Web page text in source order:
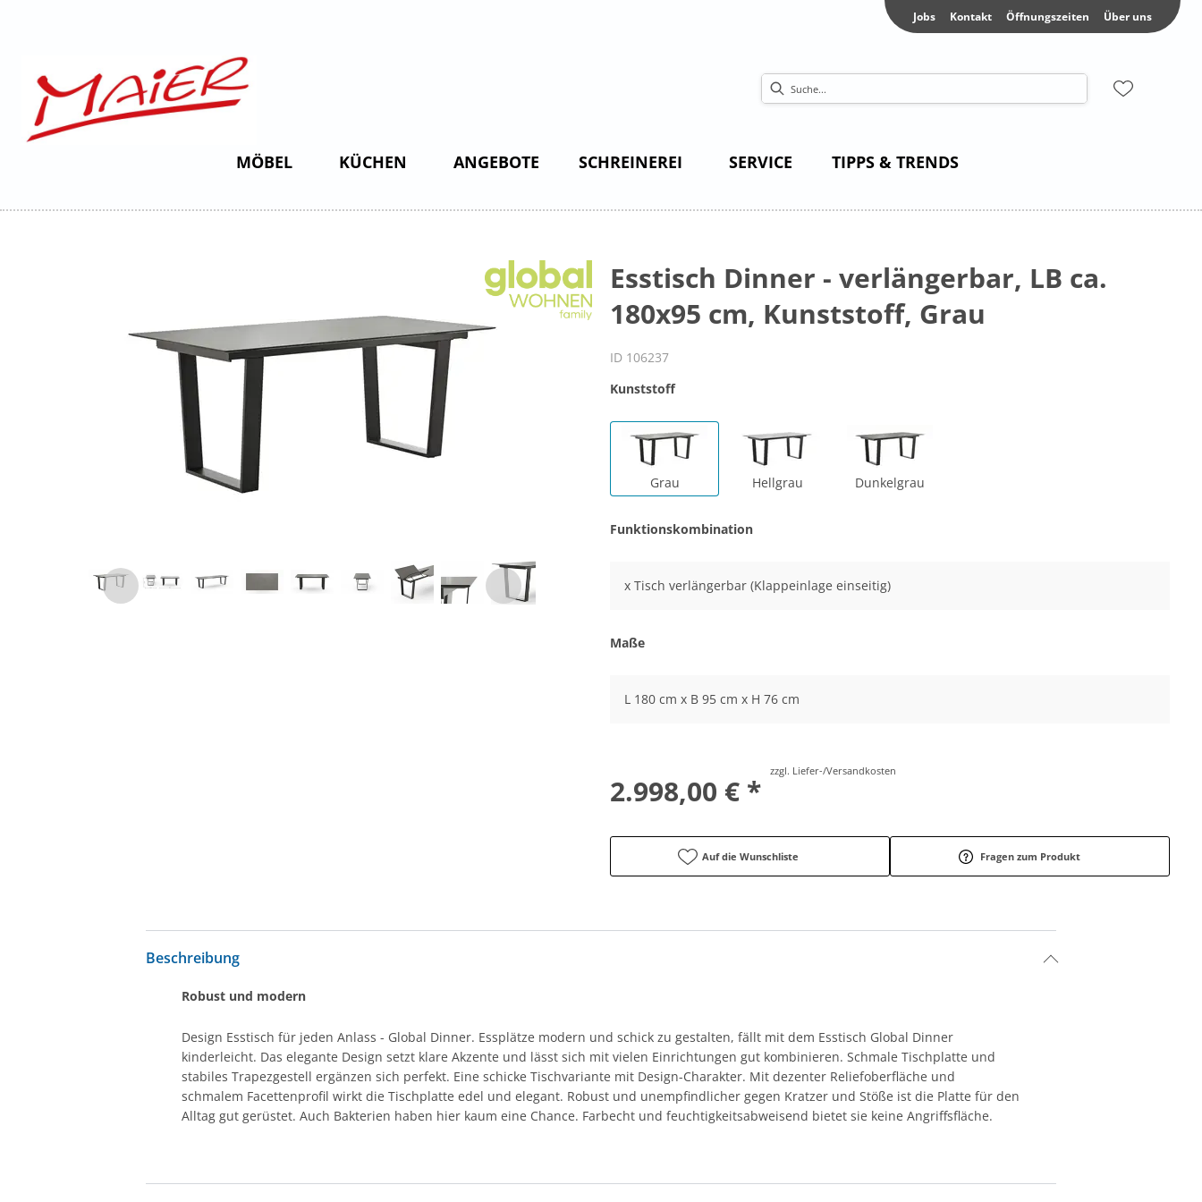
Jobs Kontakt Öffnungszeiten Über uns
MÖBEL KÜCHEN ANGEBOTE SCHREINEREI SERVICE TIPPS & TRENDS
Esstisch Dinner - verlängerbar, LB ca.
180x95 cm, Kunststoff, Grau
ID 106237
Kunststoff
Grau Hellgrau Dunkelgrau
Funktionskombination
x Tisch verlängerbar (Klappeinlage einseitig)
Maße
L 180 cm x B 95 cm x H 76 cm
2.998,00 € *
zzgl. Liefer-/Versandkosten
Auf die Wunschliste Fragen zum Produkt
Beschreibung
Robust und modern
Design Esstisch für jeden Anlass - Global Dinner. Essplätze modern und schick zu gestalten, fällt mit dem Esstisch Global Dinner
kinderleicht. Das elegante Design setzt klare Akzente und lässt sich mit vielen Einrichtungen gut kombinieren. Schmale Tischplatte und
stabiles Trapezgestell ergänzen sich perfekt. Eine schicke Tischvariante mit Design-Charakter. Mit dezenter Reliefoberfläche und
schmalem Facettenprofil wirkt die Tischplatte edel und elegant. Robust und unempfindlicher gegen Kratzer und Stöße ist die Platte für den
Alltag gut gerüstet. Auch Bakterien haben hier kaum eine Chance. Farbecht und feuchtigkeitsabweisend bietet sie keine Angriffsfläche.